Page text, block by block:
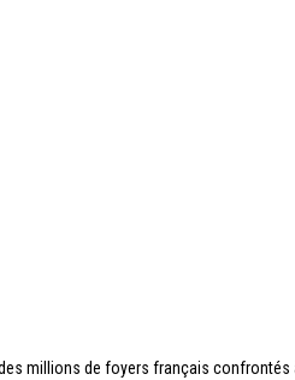
millions de foyers français confrontés